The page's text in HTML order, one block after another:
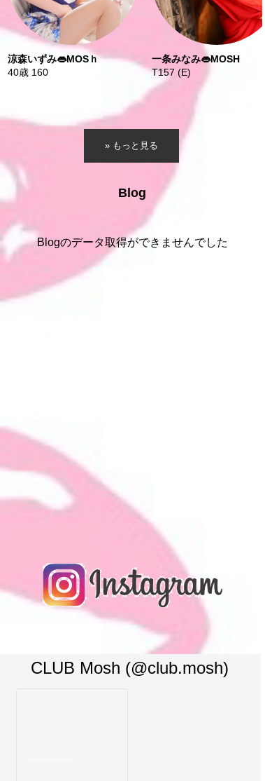
涼森いずみ👄MOSｈ
40歳 160
一条みなみ👄MOSH
T157 (E)
» もっと見る
Blog
Blogのデータ取得ができませんでした